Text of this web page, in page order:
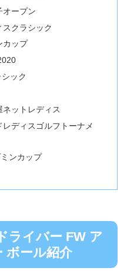
オープン
クラシック
カップ
ック
ットレディス
ディスゴルフトーナメ
ンカップ
ライバー FW ア
ボール紹介